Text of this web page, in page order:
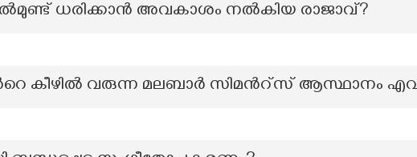
ധരിക്കാന്‍ അവകാശം നല്‍കിയ രാജാവ്?
കീഴിൽ വരുന്ന മലബാർ സിമൻറ്സ് ആസ്ഥാനം